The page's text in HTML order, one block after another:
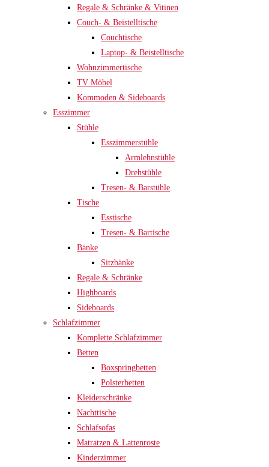
Regale & Schränke & Vitinen
Couch- & Beistelltische
Couchtische
Laptop- & Beistelltische
Wohnzimmertische
TV Möbel
Kommoden & Sideboards
Esszimmer
Stühle
Esszimmerstühle
Armlehnstühle
Drehstühle
Tresen- & Barstühle
Tische
Esstische
Tresen- & Bartische
Bänke
Sitzbänke
Regale & Schränke
Highboards
Sideboards
Schlafzimmer
Komplette Schlafzimmer
Betten
Boxspringbetten
Polsterbetten
Kleiderschränke
Nachttische
Schlafsofas
Matratzen & Lattenroste
Kinderzimmer